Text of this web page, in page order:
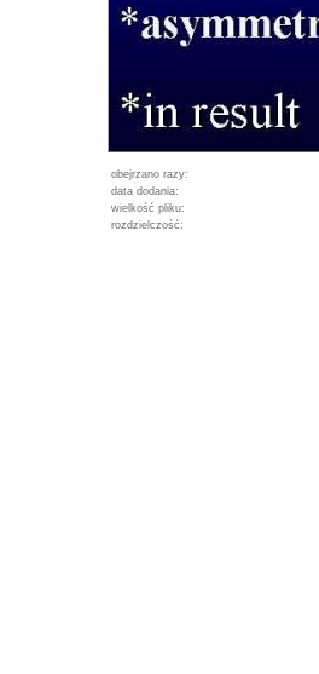
obejrzano razy:
data dodania:
wielkość pliku:
rozdzielczość: